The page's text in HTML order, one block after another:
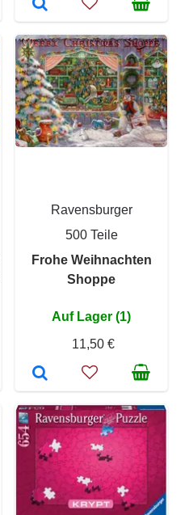
Ravensburger
500 Teile
Frohe Weihnachten
Shoppe
Auf Lager (1)
11,50 €